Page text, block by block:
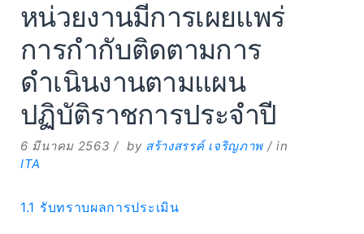
หน่วยงานมีการเผยแพร่
การกำกับติดตามการ
ดำเนินงานตามแผน
ปฏิบัติราชการประจำปี
6 มีนาคม 2563 by สร้างสรรค์ เจริญภาพ
in
ITA
1.1 รับทราบผลการประเมิน